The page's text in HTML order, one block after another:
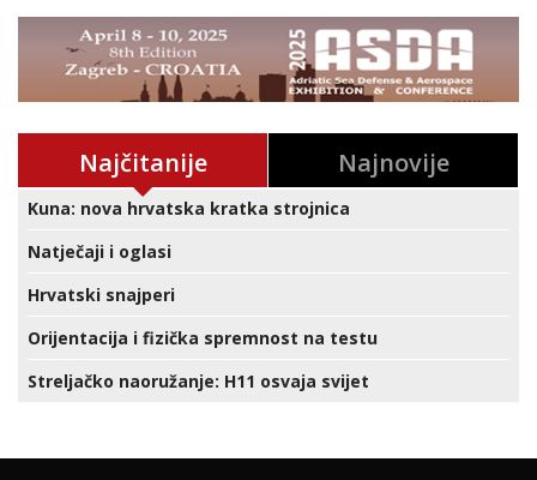
Najčitanije Najnovije
Kuna: nova hrvatska kratka strojnica
Natječaji i oglasi
Hrvatski snajperi
Orijentacija i fizička spremnost na testu
Streljačko naoružanje: H11 osvaja svijet